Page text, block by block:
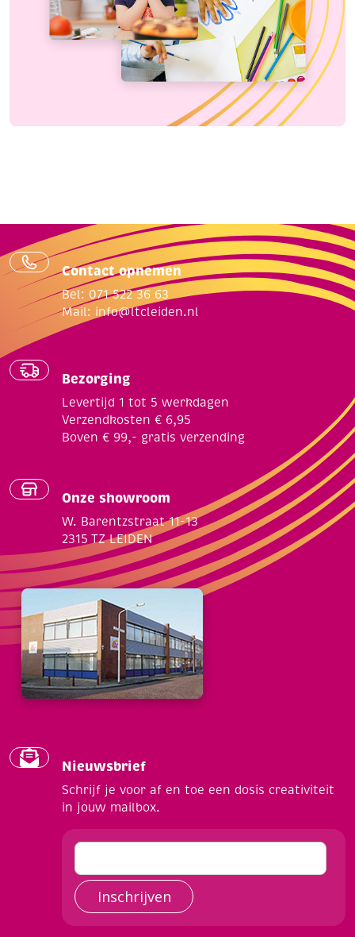
Contact opnemen
Bel: 071 522 36 63
Mail: info@ltcleiden.nl
Bezorging
Levertijd 1 tot 5 werkdagen
Verzendkosten € 6,95
Boven € 99,- gratis verzending
Onze showroom
W. Barentzstraat 11-13
2315 TZ LEIDEN
Nieuwsbrief
Schrijf je voor af en toe een dosis creativiteit
in jouw mailbox.
Inschrijven